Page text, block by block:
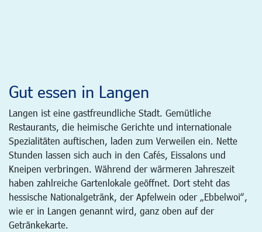
Gut essen in Langen
Langen ist eine gastfreundliche Stadt. Gemütliche
Restaurants, die heimische Gerichte und internationale
Spezialitäten auftischen, laden zum Verweilen ein. Nette
Stunden lassen sich auch in den Cafés, Eissalons und
Kneipen verbringen. Während der wärmeren Jahreszeit
haben zahlreiche Gartenlokale geöffnet. Dort steht das
hessische Nationalgetränk, der Apfelwein oder „Ebbelwoi“,
wie er in Langen genannt wird, ganz oben auf der
Getränkekarte.